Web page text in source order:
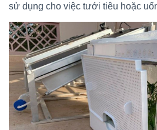
sử dụng cho việc tưới tiêu hoặc